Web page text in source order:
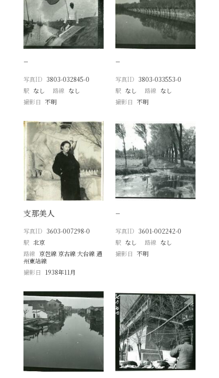
−
写真ID 3803-032845-0
駅 なし 路線 なし
撮影日
不明
−
写真ID 3803-033553-0
駅 なし 路線 なし
撮影日 不明
支那美人
写真ID 3603-007298-0
駅 北京
路線 京包線 京古線 大台線 通
州東站線
撮影日
1938年11月
−
写真ID 3601-002242-0
駅 なし 路線 なし
撮影日 不明